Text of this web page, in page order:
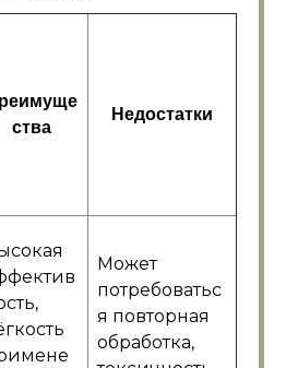
ства
Недостатки
Может
потребоватьс
я повторная
обработка,